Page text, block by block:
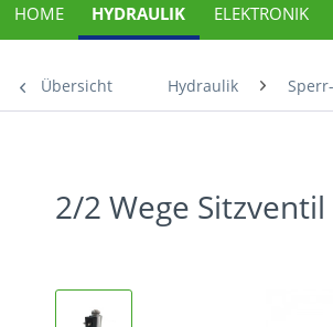
HOME HYDRAULIK ELEKTRONIK
Übersicht Hydraulik
2/2 Wege